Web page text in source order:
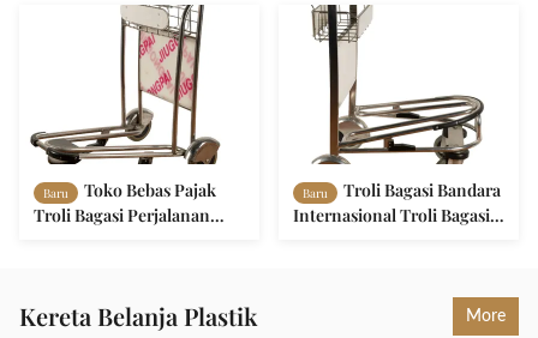
Baru
Toko Bebas Pajak
Troli Bagasi Perjalanan
Baru
Troli Bagasi Bandara
Internasional Troli Bagasi
Kereta Belanja Plastik More